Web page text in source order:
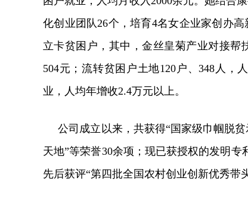
化创业团队26个，培育4名女企业家创办
立卡贫困户，其中，金丝皇菊产业对接帮
504元；流转贫困户土地120户、348人，
业，人均年增收2.4万元以上。
公司成立以来，共获得“国家级巾帼脱贫
天地”等荣誉30余项；现已获授权的发明
先后获评“第四批全国农村创业创新优秀带